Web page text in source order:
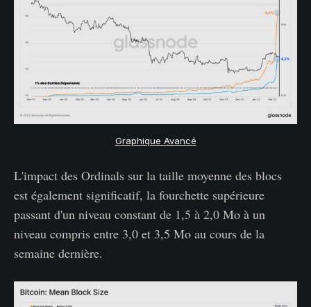
Graphique Avancé
L'impact des Ordinals sur la taille moyenne des blocs
est également significatif, la fourchette supérieure
passant d'un niveau constant de 1,5 à 2,0 Mo à un
niveau compris entre 3,0 et 3,5 Mo au cours de la
semaine dernière.